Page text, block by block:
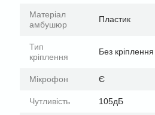
Матеріал
амбушюр
Пластик
Тип
кріплення
Без кріплення
Мікрофон Є
Чутливість 105дБ